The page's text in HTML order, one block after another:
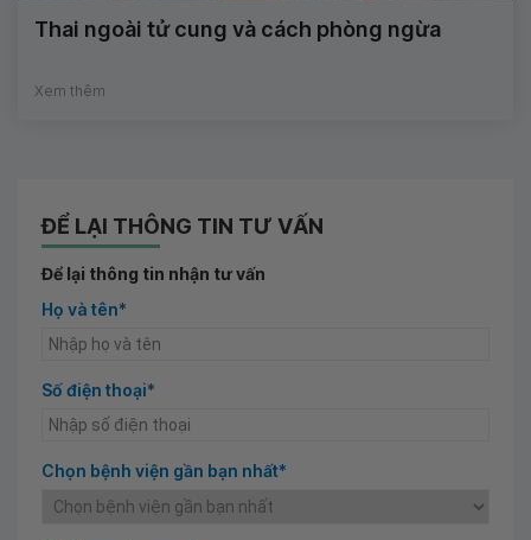
Thai ngoài tử cung và cách phòng ngừa
Xem thêm
ĐỂ LẠI THÔNG TIN TƯ VẤN
Để lại thông tin nhận tư vấn
Họ và tên*
Số điện thoại*
Chọn bệnh viện gần bạn nhất*